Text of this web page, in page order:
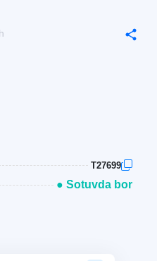
T27699
● Sotuvda bor